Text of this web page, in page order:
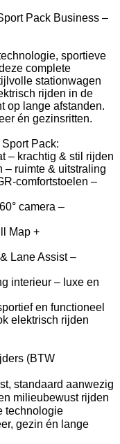
Pack Business –
sportieve
complete
stationwagen
rijden in de
op lange afstanden.
én gezinsritten.
Pack:
– krachtig & stil rijden
– ruimte & uitstraling
comfortstoelen –
camera –
Map +
Lane Assist –
interieur – luxe en
en functioneel
elektrisch rijden
(BTW
standaard aanwezig
milieubewust rijden
technologie
gezin én lange